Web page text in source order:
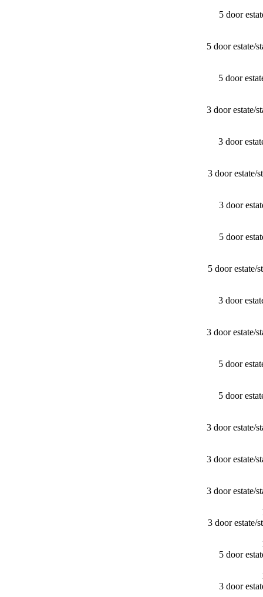
5 door
5 door estate/​
5 door
3 door estate/​
3 door
3 door estate/​
3 door
5 door
5 door estate/​
3 door
3 door estate/​
5 door
5 door
3 door estate/​
3 door estate/​
3 door estate/​
3 door estate/​
5 door
3 door